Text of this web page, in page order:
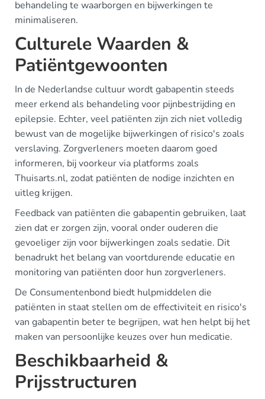
behandeling te waarborgen en bijwerkingen te
minimaliseren.
Culturele Waarden &
Patiëntgewoonten
In de Nederlandse cultuur wordt gabapentin steeds
meer erkend als behandeling voor pijnbestrijding en
epilepsie. Echter, veel patiënten zijn zich niet volledig
bewust van de mogelijke bijwerkingen of risico's zoals
verslaving. Zorgverleners moeten daarom goed
informeren, bij voorkeur via platforms zoals
Thuisarts.nl, zodat patiënten de nodige inzichten en
uitleg krijgen.
Feedback van patiënten die gabapentin gebruiken, laat
zien dat er zorgen zijn, vooral onder ouderen die
gevoeliger zijn voor bijwerkingen zoals sedatie. Dit
benadrukt het belang van voortdurende educatie en
monitoring van patiënten door hun zorgverleners.
De Consumentenbond biedt hulpmiddelen die
patiënten in staat stellen om de effectiviteit en risico's
van gabapentin beter te begrijpen, wat hen helpt bij het
maken van persoonlijke keuzes over hun medicatie.
Beschikbaarheid &
Prijsstructuren